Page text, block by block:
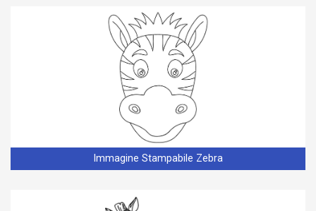
Immagine Stampabile Zebra